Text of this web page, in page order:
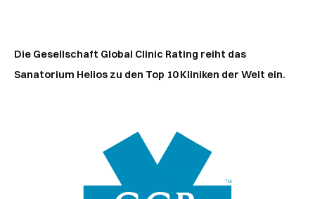
Die Gesellschaft Global Clinic Rating reiht das
Sanatorium Helios zu den Top 10 Kliniken der Welt ein.